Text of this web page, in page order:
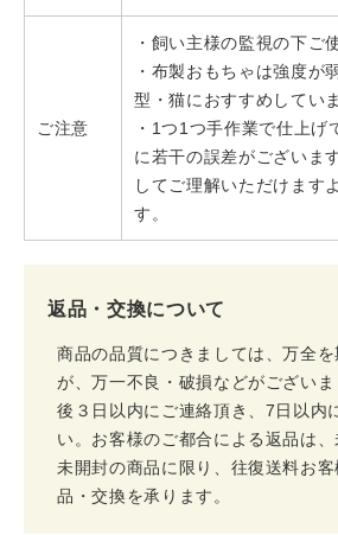
ご注意
・飼い主様の監視の下ご
・布製おもちゃは強度が
型・猫におすすめしていま
・1つ1つ手作業で仕上げ
に若干の誤差がございま
してご理解いただけます
す。
返品・交換について
商品の品質につきましては、万全
が、万一不良・破損などがござい
後３日以内にご連絡頂き、7日以内
い。お客様のご都合による返品は、
未開封の商品に限り、往復送料お
品・交換を承ります。